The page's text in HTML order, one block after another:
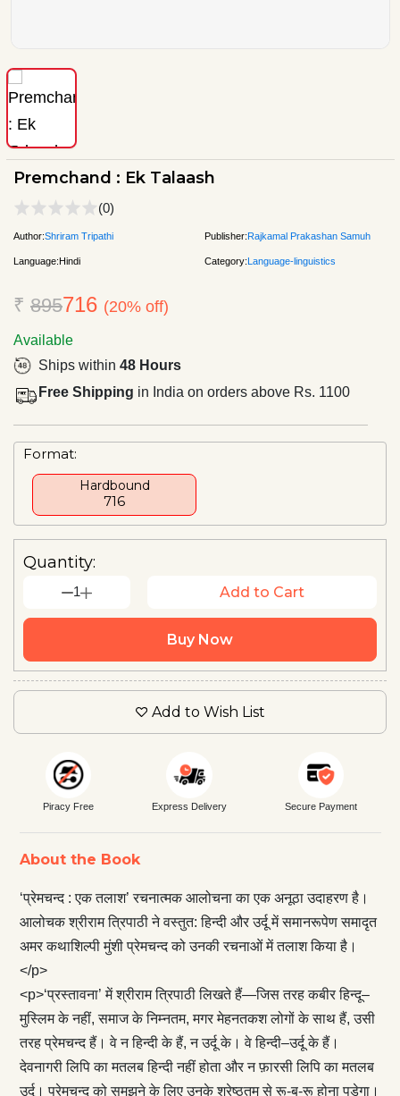
Premchand : Ek Talaash
(0)
Author:Shriram Tripathi Publisher:Rajkamal Prakashan Samuh
Language:Hindi Category:Language-linguistics
₹ 895716 (20% off)
Available
Ships within 48 Hours
Free Shipping in India on orders above Rs. 1100
Format:
Hardbound
₹716
Quantity:
1 Add to Cart
Buy Now
Add to Wish List
Piracy Free Express Delivery Secure Payment
About the Book
‘प्रेमचन्द : एक तलाश’ रचनात्मक आलोचना का एक अनूठा उदाहरण है।
आलोचक श्रीराम त्रिपाठी ने वस्तुत: हिन्दी और उर्दू में समानरूपेण समादृत
अमर कथाशिल्पी मुंशी प्रेमचन्द को उनकी रचनाओं में तलाश किया है।
</p>
<p>‘प्रस्तावना’ में श्रीराम त्रिपाठी लिखते हैं—जिस तरह कबीर हिन्दू–
मुस्लिम के नहीं, समाज के निम्नतम, मगर मेहनतकश लोगों के साथ हैं, उसी
तरह प्रेमचन्द हैं। वे न हिन्दी के हैं, न उर्दू के। वे हिन्दी–उर्दू के हैं।
देवनागरी लिपि का मतलब हिन्दी नहीं होता और न फ़ारसी लिपि का मतलब
उर्दू। प्रेमचन्द को समझने के लिए उनके श्रेष्ठतम से रू-ब-रू होना पड़ेगा।